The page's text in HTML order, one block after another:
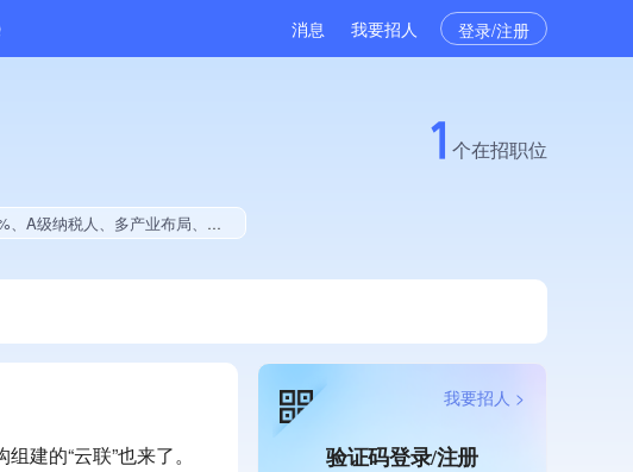
消息 我要招人 登录/注册
大学生就业贡献、拥有绿色资质、拥有著作权、软件研发量位于同行前5%
1 个在招职位
建的“云联”也来了。
验证码登录/注册
我要招人 >